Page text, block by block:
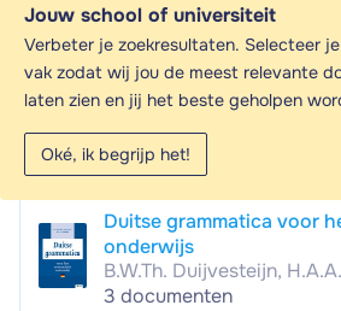
Jouw school of universiteit
Verbeter je zoekresultaten. Selecteer
vak zodat wij jou de meest relevante
laten zien en jij het beste geholpen
Oké, ik begrijp het!
Duits - Samenvattingen en
Op zoek naar een samenvatting
pagina vind je 1859 samenvattingen
Populaire samengevatte
Duitse grammatica voor
onderwijs
B.W.Th. Duijvesteijn,
3 documenten